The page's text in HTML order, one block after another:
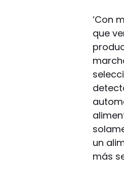
‘Con
que
un
más